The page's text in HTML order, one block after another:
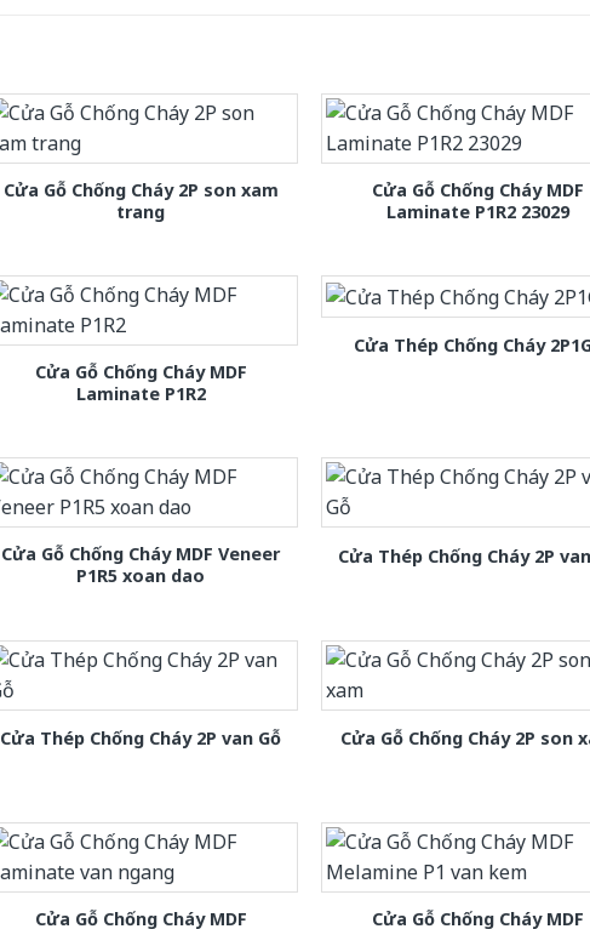
Cửa Gỗ Chống Cháy 2P son xam
trang
Cửa Gỗ Chống Cháy MDF
Laminate P1R2 23029
Cửa Gỗ Chống Cháy MDF
Laminate P1R2
Cửa Thép Chống Cháy
Cửa Gỗ Chống Cháy MDF Veneer
P1R5 xoan dao
Cửa Thép Chống Cháy 2P
Cửa Thép Chống Cháy 2P van Gỗ Cửa Gỗ Chống Cháy 2P son
Cửa Gỗ Chống Cháy MDF
Cửa Gỗ Chống Cháy MDF